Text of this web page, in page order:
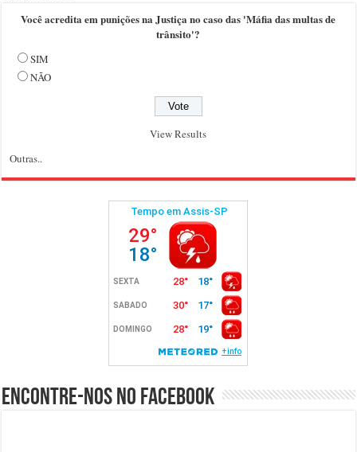
Você acredita em punições na Justiça no caso das 'Máfia das multas de
trânsito'?
SIM
NÃO
View Results
Outras..
Encontre-nos no Facebook